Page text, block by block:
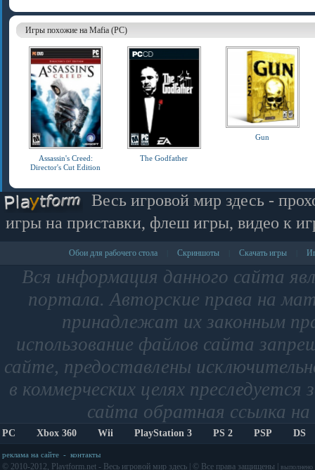
Игры похожие на Mafia (PC)
Assassin's Creed:
Director's Cut Edition
The Godfather
Gun
Весь игровой мир здесь -
игры на приставки, флеш игры, видео к
Обои для рабочего стола Скриншоты Скачать игры
Вся информация данного сайта
портала. Авторские права на
принадлежат их законным
использование файлов сайта
сайте, предоставлены
в коммерческих целях
сайта обратная ссылка
PC Xbox 360 Wii PlayStation 3 PS 2 PSP DS
реклама на сайте - контакты
© 2010-2012, Playtform.net - Весь игровой мир здесь | © Все права защищены | выполнено